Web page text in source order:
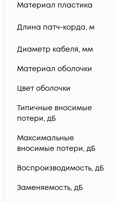
Материал пластика
Длина патч-корда, м
Диаметр кабеля, мм
Материал оболочки
Цвет оболочки
Типичные вносимые
потери, дБ
Максимальные
вносимые потери, дБ
Воспроизводимость, дБ
Заменяемость, дБ